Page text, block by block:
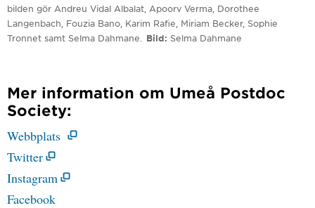
bilden gör Andreu Vidal Albalat, Apoorv Verma, Dorothee
Langenbach, Fouzia Bano, Karim Rafie, Miriam Becker, Sophie
Tronnet samt Selma Dahmane.
Bild Selma Dahmane
Mer information om Umeå Postdoc
Society:
Webbplats
Twitter
Instagram
Facebook